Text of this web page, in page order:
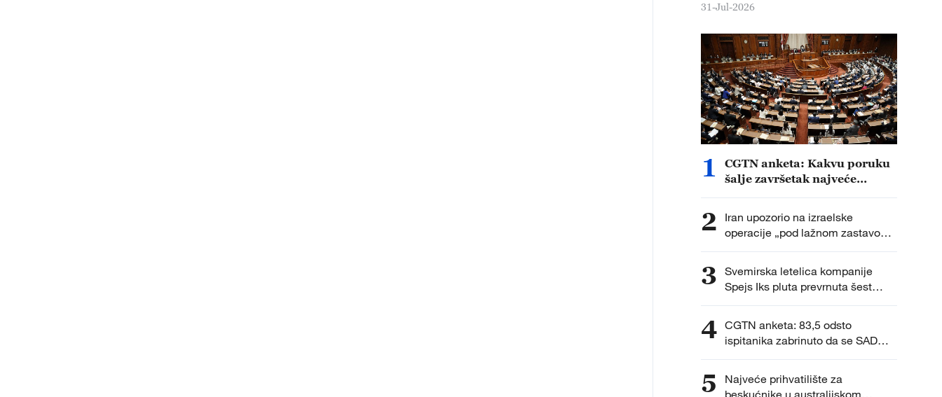
31-Jul-2026
1
CGTN anketa: Kakvu poruku
šalje završetak najveće
sistema?
2
Iran upozorio na izraelske
operacije „pod lažnom zastavom“
nakon napada na egipatsku luku
3 Svemirska letelica kompanije
Spejs Iks pluta prevrnuta šest
dana nakon mekog spuštanja na
4 CGTN anketa: 83,5 odsto
ispitanika zabrinuto da se SAD
pretvaraju u novog tehnološkog
5
Najveće prihvatilište za
beskućnike u australijskom